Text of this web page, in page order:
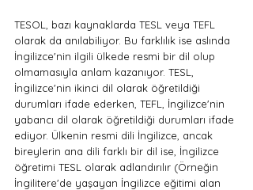
TESOL, bazı kaynaklarda TESL veya TEFL
olarak da anılabiliyor. Bu farklılık ise aslında
İngilizce'nin ilgili ülkede resmi bir dil olup
olmamasıyla anlam kazanıyor. TESL,
İngilizce'nin ikinci dil olarak öğretildiği
durumları ifade ederken, TEFL, İngilizce'nin
yabancı dil olarak öğretildiği durumları ifade
ediyor. Ülkenin resmi dili İngilizce, ancak
bireylerin ana dili farklı bir dil ise, İngilizce
öğretimi TESL olarak adlandırılır (Örneğin
İngilitere'de yaşayan İngilizce eğitimi alan